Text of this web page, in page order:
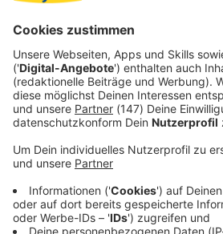
machen vor niemandem Halt!
Liebe macht die Welt besser:
Zum Schluss noch ein schöner
Paartherapeuten: Auch wenn
herzlich. Und mal ehrlich, eine Welt
Unsere Aktionen: